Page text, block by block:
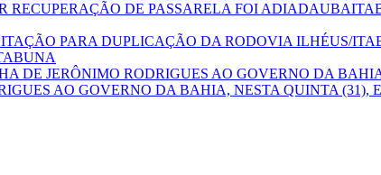
AO GOVERNO DA BAHIA, NESTA QUINTA (31),